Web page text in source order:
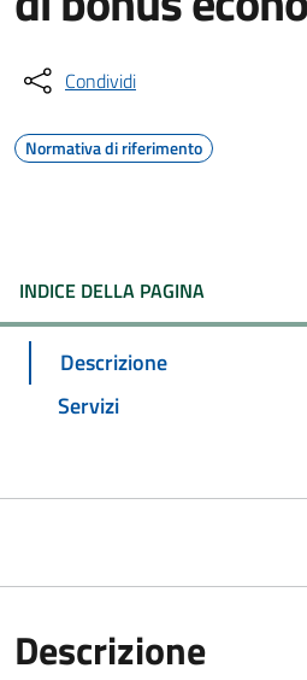
Condividi
Normativa di riferimento
INDICE DELLA PAGINA
Descrizione
Servizi
Descrizione